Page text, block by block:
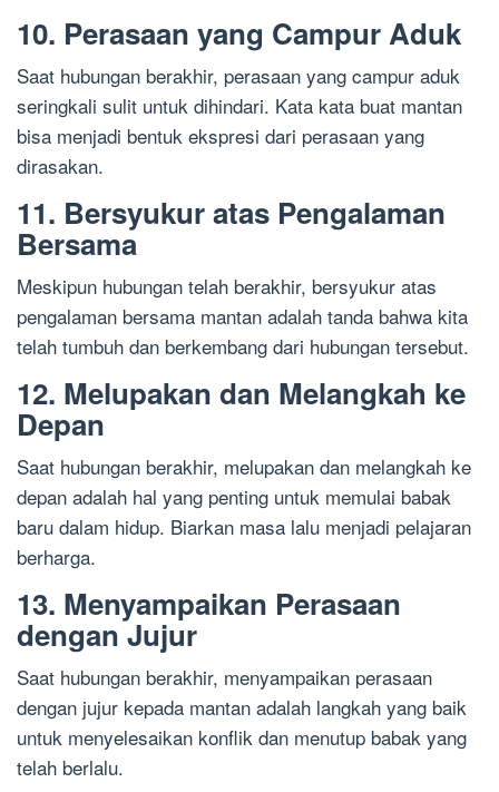
10. Perasaan yang Campur Aduk
Saat hubungan berakhir, perasaan yang campur aduk
seringkali sulit untuk dihindari. Kata kata buat mantan
bisa menjadi bentuk ekspresi dari perasaan yang
dirasakan.
11. Bersyukur atas Pengalaman
Bersama
Meskipun hubungan telah berakhir, bersyukur atas
pengalaman bersama mantan adalah tanda bahwa kita
telah tumbuh dan berkembang dari hubungan tersebut.
12. Melupakan dan Melangkah ke
Depan
Saat hubungan berakhir, melupakan dan melangkah ke
depan adalah hal yang penting untuk memulai babak
baru dalam hidup. Biarkan masa lalu menjadi pelajaran
berharga.
13. Menyampaikan Perasaan
dengan Jujur
Saat hubungan berakhir, menyampaikan perasaan
dengan jujur kepada mantan adalah langkah yang baik
untuk menyelesaikan konflik dan menutup babak yang
telah berlalu.